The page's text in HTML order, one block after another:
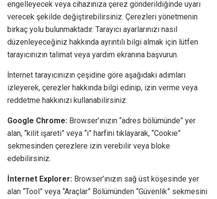
engelleyecek veya cihazınıza çerez gönderildiğinde uyarı
verecek şekilde değiştirebilirsiniz. Çerezleri yönetmenin
birkaç yolu bulunmaktadır. Tarayıcı ayarlarınızı nasıl
düzenleyeceğiniz hakkında ayrıntılı bilgi almak için lütfen
tarayıcınızın talimat veya yardım ekranına başvurun.
İnternet tarayıcınızın çeşidine göre aşağıdaki adımları
izleyerek, çerezler hakkında bilgi edinip, izin verme veya
reddetme hakkınızı kullanabilirsiniz:
Google Chrome: Browser’ınızın “adres bölümünde” yer
alan, “kilit işareti” veya “i” harfini tıklayarak, “Cookie”
sekmesinden çerezlere izin verebilir veya bloke
edebilirsiniz.
İnternet Explorer: Browser’ınızın sağ üst köşesinde yer
alan “Tool” veya “Araçlar” Bölümünden “Güvenlik” sekmesini